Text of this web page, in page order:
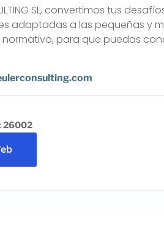
SL, convertimos tus
adaptadas a las pequeñas y
para que puedas
26002